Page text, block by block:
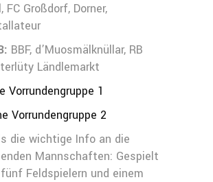
FC Großdorf, Dorner,
BBF, d’Muosmälknüllar, RB
Ländlemarkt
Vorrundengruppe 1
Vorrundengruppe 2
die wichtige Info an die
Mannschaften: Gespielt
Feldspielern und einem